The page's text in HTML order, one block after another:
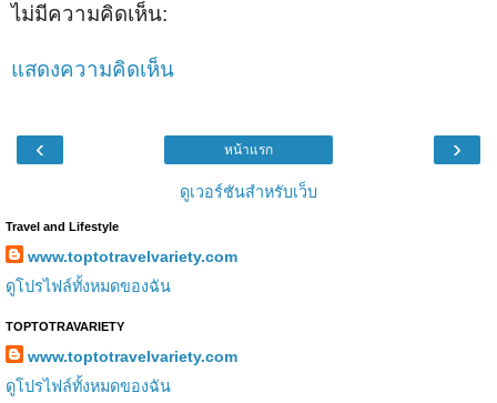
ไม่มีความคิดเห็น:
แสดงความคิดเห็น
‹ ›
หน้าแรก
ดูเวอร์ชันสำหรับเว็บ
Travel and Lifestyle
www.toptotravelvariety.com
ดูโปรไฟล์ทั้งหมดของฉัน
TOPTOTRAVARIETY
www.toptotravelvariety.com
ดูโปรไฟล์ทั้งหมดของฉัน